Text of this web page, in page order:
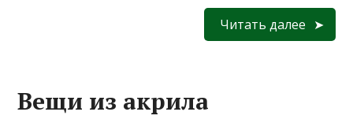
Читать далее
Вещи из акрила